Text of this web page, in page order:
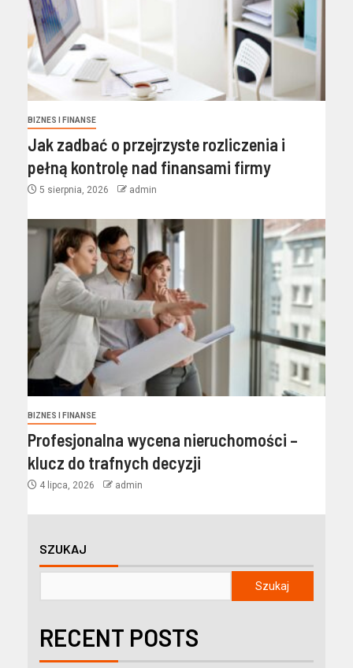
BIZNES I FINANSE
Jak zadbać o przejrzyste rozliczenia i
pełną kontrolę nad finansami firmy
5 sierpnia, 2026 admin
BIZNES I FINANSE
Profesjonalna wycena nieruchomości –
klucz do trafnych decyzji
4 lipca, 2026 admin
SZUKAJ
Szukaj
RECENT POSTS